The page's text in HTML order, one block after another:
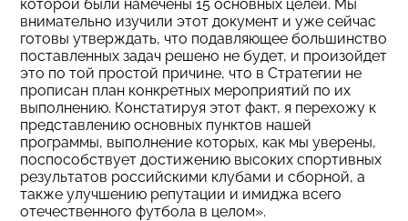
которой были намечены 15 основных целей. Мы
внимательно изучили этот документ и уже сейчас
готовы утверждать, что подавляющее большинство
поставленных задач решено не будет, и произойдет
это по той простой причине, что в Стратегии не
прописан план конкретных мероприятий по их
выполнению. Констатируя этот факт, я перехожу к
представлению основных пунктов нашей
программы, выполнение которых, как мы уверены,
поспособствует достижению высоких спортивных
результатов российскими клубами и сборной, а
также улучшению репутации и имиджа всего
отечественного футбола в целом».